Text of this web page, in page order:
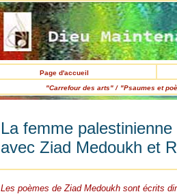
Page d'accueil
"Carrefour des arts" / "Psaumes et
La femme palestinienne
avec Ziad Medoukh et
Les poèmes de Ziad Medoukh sont écrits